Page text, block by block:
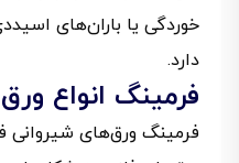
خوردگی یا باران‌های
دارد.
فرمینگ انواع
فرمینگ ورق‌های